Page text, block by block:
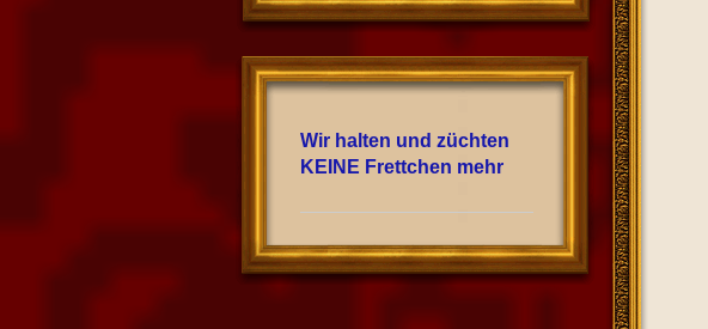
Wir halten und züchten
KEINE Frettchen mehr